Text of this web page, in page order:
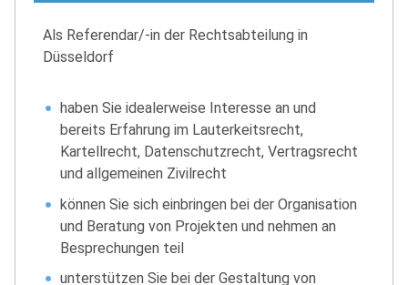
Als Referendar/-in der Rechtsabteilung in
Düsseldorf
haben Sie idealerweise Interesse an und
bereits Erfahrung im Lauterkeitsrecht,
Kartellrecht, Datenschutzrecht, Vertragsrecht
und allgemeinen Zivilrecht
können Sie sich einbringen bei der Organisation
und Beratung von Projekten und nehmen an
Besprechungen teil
unterstützen Sie bei der Gestaltung von